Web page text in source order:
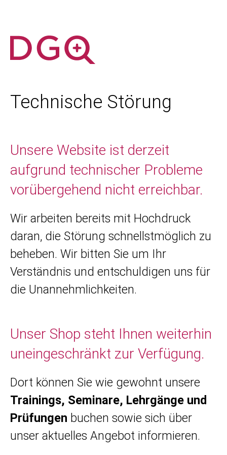
Technische Störung
Unsere Website ist derzeit
aufgrund technischer Probleme
vorübergehend nicht erreichbar.
Wir arbeiten bereits mit Hochdruck
daran, die Störung schnellstmöglich zu
beheben. Wir bitten Sie um Ihr
Verständnis und entschuldigen uns für
die Unannehmlichkeiten.
Unser Shop steht Ihnen weiterhin
uneingeschränkt zur Verfügung.
Dort können Sie wie gewohnt unsere
Trainings, Seminare, Lehrgänge und
Prüfungen buchen sowie sich über
unser aktuelles Angebot informieren.